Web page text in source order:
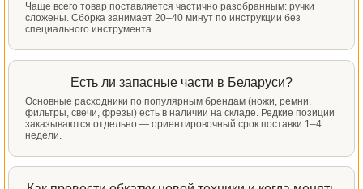
Чаще всего товар поставляется частично разобранным: ручки
сложены. Сборка занимает 20–40 минут по инструкции без
специального инструмента.
Есть ли запасные части в Беларуси?
Основные расходники по популярным брендам (ножи, ремни,
фильтры, свечи, фрезы) есть в наличии на складе. Редкие позиции
заказываются отдельно — ориентировочный срок поставки 1–4
недели.